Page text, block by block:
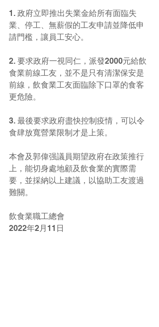
1. 政府立即推出失業金給所有面臨失
業、停工、無薪假的工友申請並降低申
請門檻，讓員工安心。
2. 要求政府一視同仁，派發2000元給飲
食業前線工友，並不是只有清潔保安是
前線，飲食業工友面臨除下口罩的食客
更危險。
3. 最後要求政府盡快控制疫情，可以令
食肆放寬營業限制才是上策。
本會及郭偉强議員期望政府在政策推行
上，能切身處地顧及飲食業的實際需
要，並採納以上建議，以協助工友渡過
難關。
飲食業職工總會
2022年2月11日